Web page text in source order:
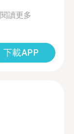
閱讀更多
下載APP